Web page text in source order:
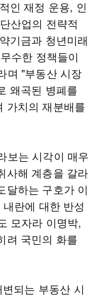
인 재정 운용, 인
산업의 전략적
기금과 청년미래
수한 정책들이
며 "부동산 시장
왜곡된 병폐를
가치의 재분배를
보는 시각이 매우
사해 계층을 갈라
달하는 구호가 이
란에 대한 반성
모자라 이명박,
려 국민의 화를
변되는 부동산 시